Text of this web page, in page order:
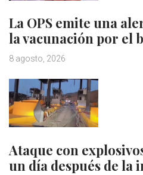
La OPS emite una
la vacunación por el
8 agosto, 2026
Ataque con
un día después de la